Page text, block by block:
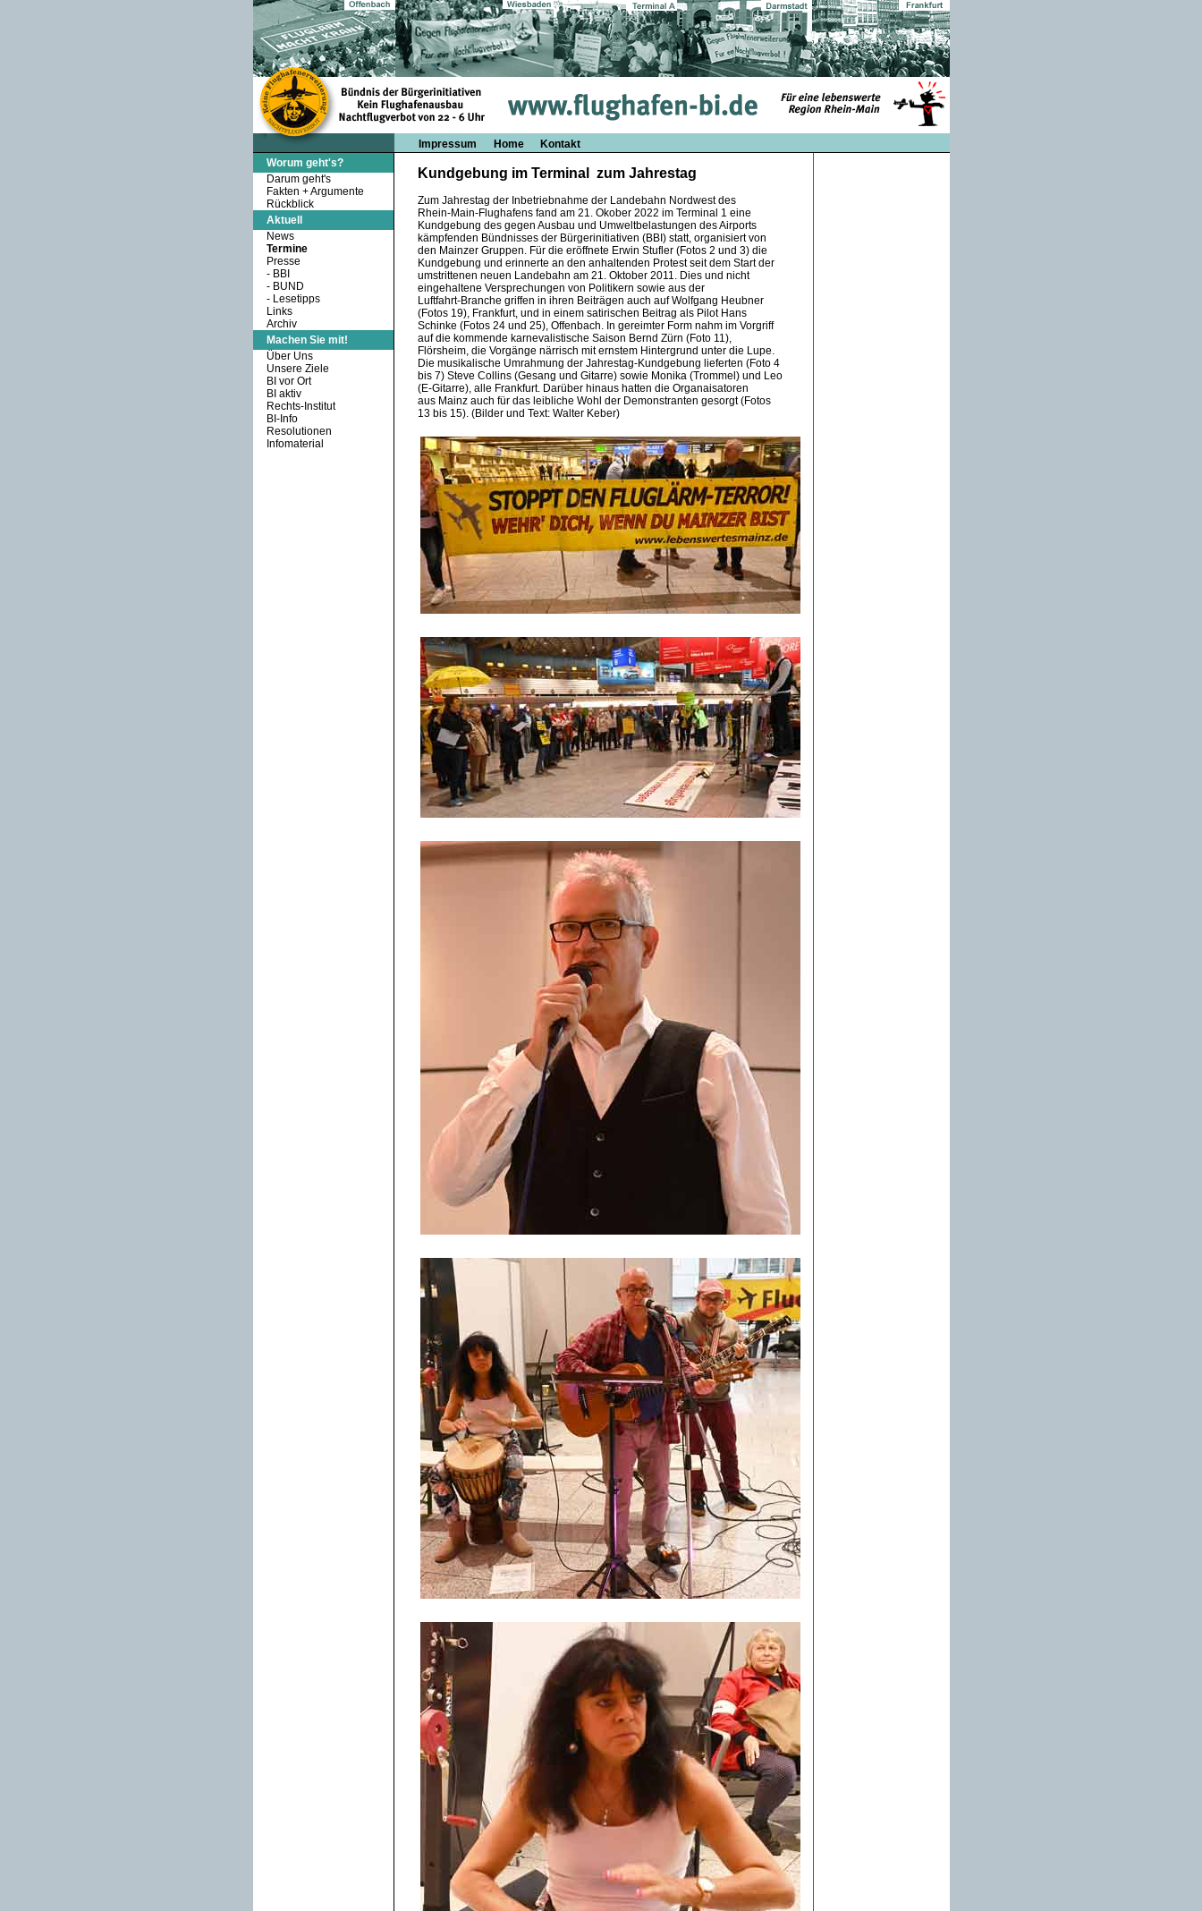
Impressum Home
Kontakt
Worum geht's?
Darum geht's
Fakten + Argumente
Rückblick
Aktuell
News
Termine
Presse
- BBI
- BUND
- Lesetipps
Links
Archiv
Machen Sie mit!
Über Uns
Unsere Ziele
BI vor Ort
BI aktiv
Rechts-Institut
BI-Info
Resolutionen
Infomaterial
Kundgebung im Terminal zum Jahrestag
Zum Jahrestag der Inbetriebnahme der Landebahn Nordwest des
Rhein-Main-Flughafens fand am 21. Okober 2022 im Terminal 1 eine
Kundgebung des gegen Ausbau und Umweltbelastungen des Airports
kämpfenden Bündnisses der Bürgerinitiativen (BBI) statt, organisiert von
den Mainzer Gruppen. Für die eröffnete Erwin Stufler (Fotos 2 und 3) die
Kundgebung und erinnerte an den anhaltenden Protest seit dem Start der
umstrittenen neuen Landebahn am 21. Oktober 2011. Dies und nicht
eingehaltene Versprechungen von Politikern sowie aus der
Luftfahrt-Branche griffen in ihren Beiträgen auch auf Wolfgang Heubner
(Fotos 19), Frankfurt, und in einem satirischen Beitrag als Pilot Hans
Schinke (Fotos 24 und 25), Offenbach. In gereimter Form nahm im Vorgriff
auf die kommende karnevalistische Saison Bernd Zürn (Foto 11),
Flörsheim, die Vorgänge närrisch mit ernstem Hintergrund unter die Lupe.
Die musikalische Umrahmung der Jahrestag-Kundgebung lieferten (Foto 4
bis 7) Steve Collins (Gesang und Gitarre) sowie Monika (Trommel) und Leo
(E-Gitarre), alle Frankfurt. Darüber hinaus hatten die Organaisatoren
aus Mainz auch für das leibliche Wohl der Demonstranten gesorgt (Fotos
13 bis 15). (Bilder und Text: Walter Keber)